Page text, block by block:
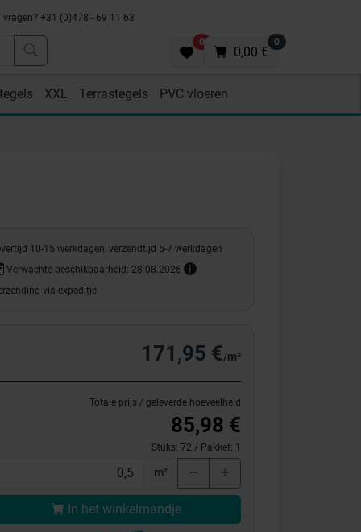
+31 (0)478 - 69 11 63
0 0
0,00 €
XXL Terrastegels PVC vloeren
10-15 werkdagen, verzendtijd 5-7 werkdagen
Verwachte beschikbaarheid: 28.08.2026
via expeditie
171,95 €/m²
Totale prijs / geleverde hoeveelheid
85,98 €
Stuks: 72 / Pakket: 1
m²
In het winkelmandje